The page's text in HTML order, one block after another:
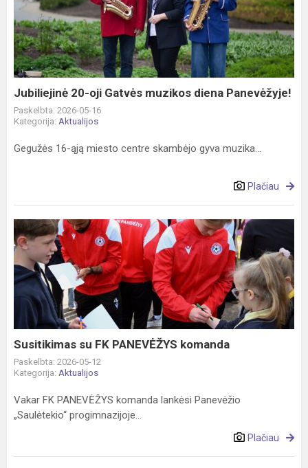
oji
Gatvės
muzikos
diena
Panevėžyje!
Jubiliejinė 20-oji Gatvės muzikos diena Panevėžyje!
Paskelbta: 2026-05-16
Kategorija: Aktualijos
Gegužės 16-ąją miesto centre skambėjo gyva muzika...
Plačiau
Susitikimas
su
PANEVĖŽYS
komanda
Susitikimas su FK PANEVĖŽYS komanda
Paskelbta: 2026-05-12
Kategorija: Aktualijos
Vakar FK PANEVĖŽYS komanda lankėsi Panevėžio
„Saulėtekio“ progimnazijoje...
Plačiau